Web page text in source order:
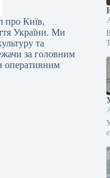
про Київ,
України. Ми
та
за головним